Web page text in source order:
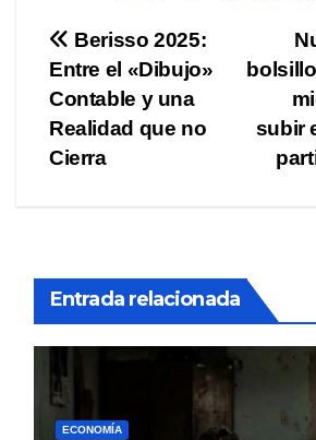
Navegación
de
entradas
subir
Berisso 2025:
Entre el «Dibujo»
Contable y una
Realidad que no
Cierra
Entrada relacionada
ECONOMÍA